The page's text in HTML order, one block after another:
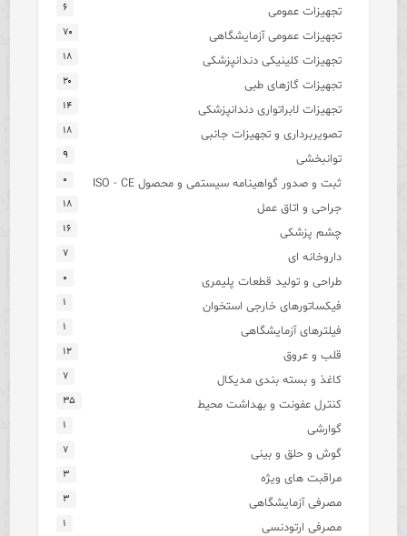
تجهیزات عمومی ۶
تجهیزات عمومی آزمایشگاهی ۷۰
تجهیزات کلینیکی دندانپزشکی ۱۸
تجهیزات گازهای طبی ۲۰
تجهیزات لابراتواری دندانپزشکی ۱۴
تصویربرداری و تجهیزات جانبی ۱۸
توانبخشی ۹
ثبت و صدور گواهینامه سیستمی و محصول ISO - CE ۰
جراحی و اتاق عمل ۱۸
چشم پزشکی ۱۶
داروخانه ای ۷
طراحی و تولید قطعات پلیمری ۰
فیکساتورهای خارجی استخوان ۱
فیلترهای آزمایشگاهی ۱
قلب و عروق ۱۲
کاغذ و بسته بندی مدیکال ۷
کنترل عفونت و بهداشت محیط ۳۵
گوارشی ۱
گوش و حلق و بینی ۷
مراقبت های ویژه ۳
مصرفی آزمایشگاهی ۳
مصرفی ارتودنسی ۱